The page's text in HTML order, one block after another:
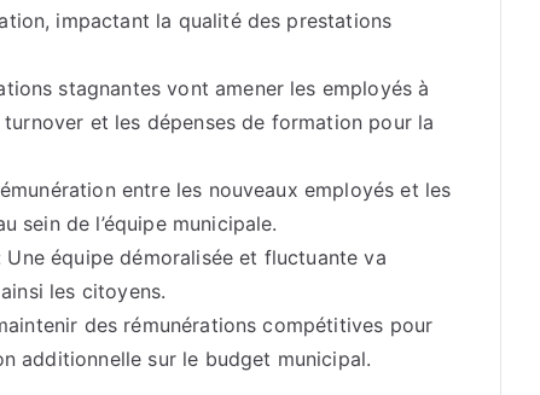
impactant la qualité des prestations
stagnantes vont amener les employés à
et les dépenses de formation pour la
entre les nouveaux employés et les
sein de l’équipe municipale.
équipe démoralisée et fluctuante va
les citoyens.
des rémunérations compétitives pour
additionnelle sur le budget municipal.